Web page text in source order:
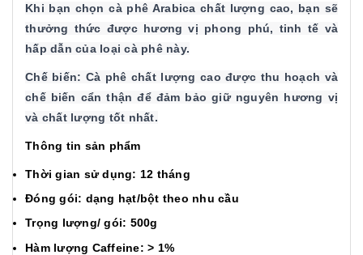
Khi bạn chọn cà phê Arabica chất lượng cao, bạn sẽ
thưởng thức được hương vị phong phú, tinh tế và
hấp dẫn của loại cà phê này.
Chế biến: Cà phê chất lượng cao được thu hoạch và
chế biến cẩn thận để đảm bảo giữ nguyên hương vị
và chất lượng tốt nhất.
Thông tin sản phẩm
Thời gian sử dụng: 12 tháng
Đóng gói: dạng hạt/bột theo nhu cầu
Trọng lượng/ gói: 500g
Hàm lượng Caffeine: > 1%